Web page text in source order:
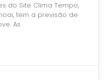
do Site Clima Tempo,
tem a previsão de
As